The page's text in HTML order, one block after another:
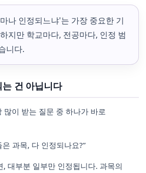
나 인정되느냐'는 가장 중요한 기
지만 학교마다, 전공마다, 인정 범
니다.
건 아닙니다
많이 받는 질문 중 하나가 바로
과목, 다 인정되나요?”
대부분 일부만 인정됩니다. 과목의